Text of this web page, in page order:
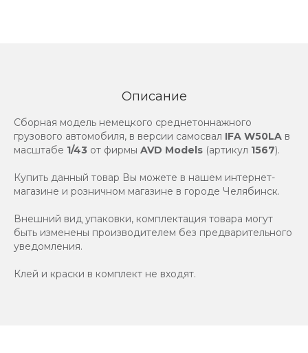
Описание
Сборная модель немецкого среднетоннажного
грузового автомобиля, в версии самосвал IFA W50LA в
масштабе 1/43 от фирмы AVD Models (артикул 1567).
Купить данный товар Вы можете в нашем интернет-
магазине и розничном магазине в городе Челябинск.
Внешний вид упаковки, комплектация товара могут
быть изменены производителем без предварительного
уведомления.
Клей и краски в комплект не входят.